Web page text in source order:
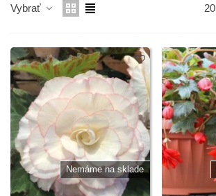
Vybrať 20
Nemáme na sklade